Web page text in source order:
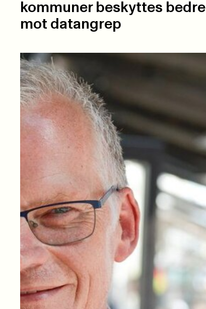
kommuner beskyttes bedre
mot datangrep